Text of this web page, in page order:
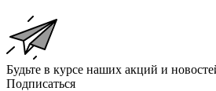
Будьте в курсе наших акций и
Подписаться